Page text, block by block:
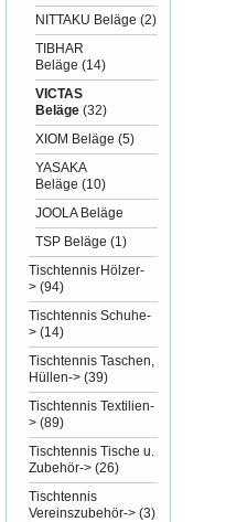
NITTAKU Beläge (2)
TIBHAR
Beläge (14)
VICTAS
Beläge (32)
XIOM Beläge (5)
YASAKA
Beläge (10)
JOOLA Beläge
TSP Beläge (1)
Tischtennis Hölzer-
> (94)
Tischtennis Schuhe-
> (14)
Tischtennis Taschen,
Hüllen-> (39)
Tischtennis Textilien-
> (89)
Tischtennis Tische u.
Zubehör-> (26)
Tischtennis
Vereinszubehör-> (3)